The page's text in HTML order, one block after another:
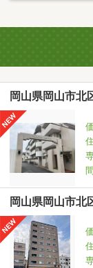
岡山県岡山市北
岡山県岡山市北